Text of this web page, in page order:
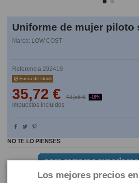
Uniforme de mujer piloto
Marca: LOW COST
Referencia 292419
Fuera de stock
35,72 € 43,56 € -18%
Impuestos incluidos
NO TE LO PIENSES
Los mejores precios